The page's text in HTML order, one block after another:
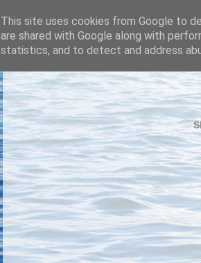
This site uses cookies from Google to
are shared with Google along with
statistics, and to detect and address